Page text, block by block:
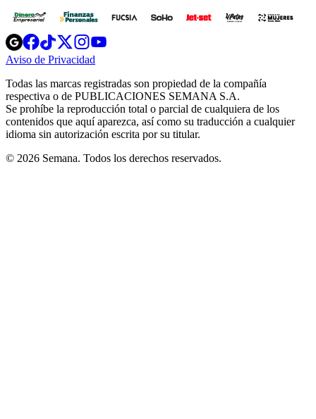
Opens
in
new
Opens
in
new
Opens
in
new
window
Opens
new
windowwindow
Aviso de Privacidad
new
window
Todas las marcas registradas son propiedad de la compañía
respectiva o de PUBLICACIONES SEMANA S.A.
Se prohíbe la reproducción total o parcial de cualquiera de los
contenidos que aquí aparezca, así como su traducción a cualquier
idioma sin autorización escrita por su titular.
© 2026 Semana. Todos los derechos reservados.